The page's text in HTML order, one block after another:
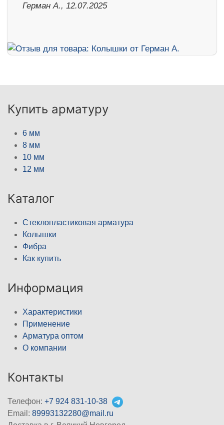
Герман А., 12.07.2025
Купить арматуру
6 мм
8 мм
10 мм
12 мм
Каталог
Стеклопластиковая арматура
Колышки
Фибра
Как купить
Информация
Характеристики
Применение
Арматура оптом
О компании
Контакты
Телефон: +7 924 831-10-38
Email: 89993132280@mail.ru